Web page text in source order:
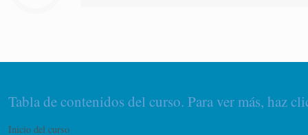
Tabla de contenidos del curso. Para ver más, haz
Inicio del curso